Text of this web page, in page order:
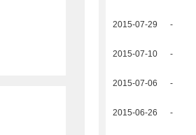
2015-07-29
-
2015-07-10
-
2015-07-06
-
2015-06-26
-